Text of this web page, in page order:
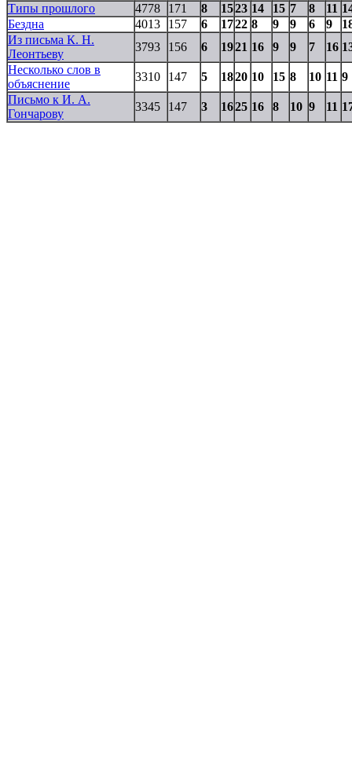
Типы прошлого
4778 171 8 1523 14 15 7 8 11
Бездна
4013 157 6 1722 8 9 9 6 9
Из письма К. Н.
Леонтьеву
3793 156 6 1921 16 9 9 7 16
Несколько слов в
объяснение
3310 147 5 1820 10 15 8 10 11 9
Письмо к И. А.
Гончарову
3345 147 3 1625 16 8 10 9 11